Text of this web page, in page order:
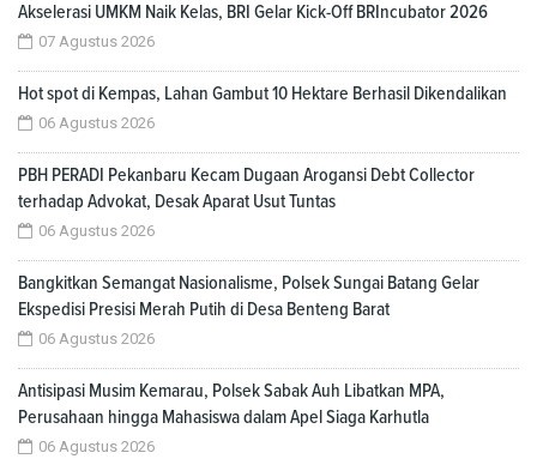
Akselerasi UMKM Naik Kelas, BRI Gelar Kick-Off BRIncubator 2026
07 Agustus 2026
Hot spot di Kempas, Lahan Gambut 10 Hektare Berhasil Dikendalikan
06 Agustus 2026
PBH PERADI Pekanbaru Kecam Dugaan Arogansi Debt Collector
terhadap Advokat, Desak Aparat Usut Tuntas
06 Agustus 2026
Bangkitkan Semangat Nasionalisme, Polsek Sungai Batang Gelar
Ekspedisi Presisi Merah Putih di Desa Benteng Barat
06 Agustus 2026
Antisipasi Musim Kemarau, Polsek Sabak Auh Libatkan MPA,
Perusahaan hingga Mahasiswa dalam Apel Siaga Karhutla
06 Agustus 2026